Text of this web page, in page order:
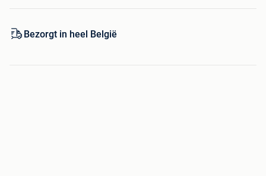
deurrooster in de gewenste kleur te bestellen en deze na
Bezorgt in heel België